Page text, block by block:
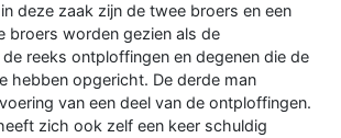
deze zaak zijn de twee broers en een
broers worden gezien als de
reeks ontploffingen en degenen die de
hebben opgericht. De derde man
van een deel van de ontploffingen.
zich ook zelf een keer schuldig